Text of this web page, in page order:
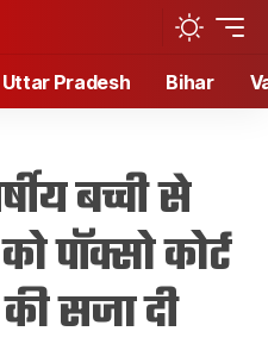
Uttar Pradesh Bihar
बच्ची से
पॉक्सो कोर्ट
सजा दी